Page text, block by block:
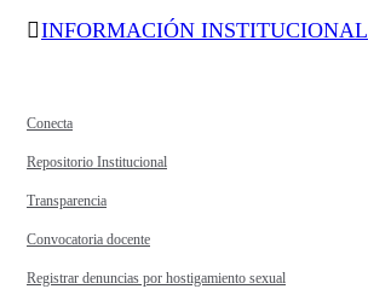
INFORMACIÓN INSTITUCIONAL
Conecta
Repositorio Institucional
Transparencia
Convocatoria docente
Registrar denuncias por hostigamiento sexual